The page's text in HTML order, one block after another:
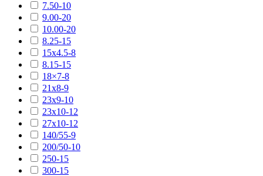
7.50-10
9.00-20
10.00-20
8.25-15
15х4.5-8
8.15-15
18×7-8
21х8-9
23х9-10
23х10-12
27х10-12
140/55-9
200/50-10
250-15
300-15